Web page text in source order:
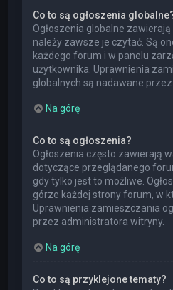
Co to są ogłoszenia
Ogłoszenia globalne
należy zawsze je czytać. Są
każdego forum i w panelu
użytkownika. Uprawnienia
globalnych są nadawane
Na górę
Co to są ogłoszenia?
Ogłoszenia często zawierają
dotyczące przeglądanego
gdy tylko jest to możliwe.
górze każdej strony forum, w
Uprawnienia zamieszczania
przez administratora witryny.
Na górę
Co to są przyklejone tematy?